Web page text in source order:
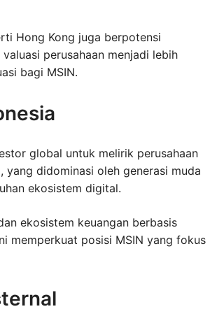
Hong Kong juga berpotensi
perusahaan menjadi lebih
bagi MSIN.
global untuk melirik perusahaan
yang didominasi oleh generasi muda
ekosistem digital.
ekosistem keuangan berbasis
memperkuat posisi MSIN yang fokus